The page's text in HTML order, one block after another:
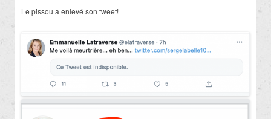
Le pissou a enlevé son tweet!